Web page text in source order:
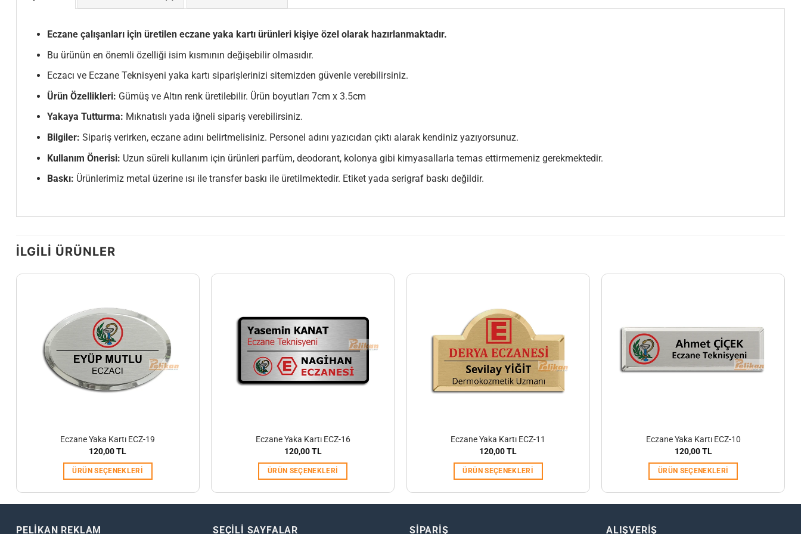
Eczane çalışanları için üretilen eczane yaka kartı ürünleri kişiye özel olarak hazırlanmaktadır.
Bu ürünün en önemli özelliği isim kısmının değişebilir olmasıdır.
Eczacı ve Eczane Teknisyeni yaka kartı siparişlerinizi sitemizden güvenle verebilirsiniz.
Ürün Özellikleri: Gümüş ve Altın renk üretilebilir. Ürün boyutları 7cm x 3.5cm
Yakaya Tutturma: Mıknatıslı yada iğneli sipariş verebilirsiniz.
Bilgiler: Sipariş verirken, eczane adını belirtmelisiniz. Personel adını yazıcıdan çıktı alarak kendiniz yazıyorsunuz.
Kullanım Önerisi: Uzun süreli kullanım için ürünleri parfüm, deodorant, kolonya gibi kimyasallarla temas ettirmemeniz gerekmektedir.
Baskı: Ürünlerimiz metal üzerine ısı ile transfer baskı ile üretilmektedir. Etiket yada serigraf baskı değildir.
İLGILI ÜRÜNLER
Eczane Yaka Kartı ECZ-19
120,00TL
ÜRÜN SEÇENEKLERI
Eczane Yaka Kartı ECZ-16
120,00TL
ÜRÜN SEÇENEKLERI
Eczane Yaka Kartı ECZ-11
120,00TL
ÜRÜN SEÇENEKLERI
Eczane Yaka Kartı ECZ-10
120,00TL
ÜRÜN SEÇENEKLERI
PELİKAN REKLAM SEÇİLİ SAYFALAR SİPARİŞ ALIŞVERİŞ